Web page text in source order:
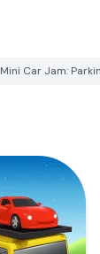
Mini Car Jam: